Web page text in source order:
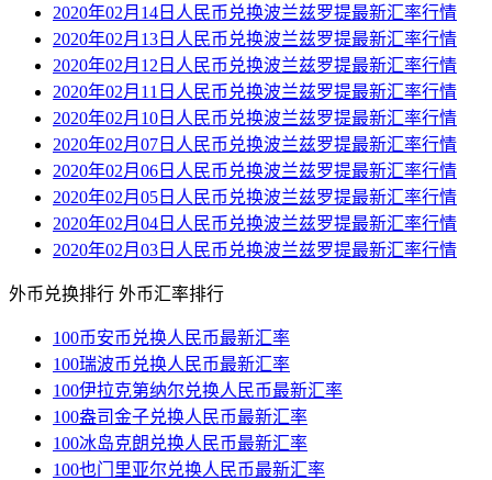
2020年02月14日人民币兑换波兰兹罗提最新汇率行情
2020年02月13日人民币兑换波兰兹罗提最新汇率行情
2020年02月12日人民币兑换波兰兹罗提最新汇率行情
2020年02月11日人民币兑换波兰兹罗提最新汇率行情
2020年02月10日人民币兑换波兰兹罗提最新汇率行情
2020年02月07日人民币兑换波兰兹罗提最新汇率行情
2020年02月06日人民币兑换波兰兹罗提最新汇率行情
2020年02月05日人民币兑换波兰兹罗提最新汇率行情
2020年02月04日人民币兑换波兰兹罗提最新汇率行情
2020年02月03日人民币兑换波兰兹罗提最新汇率行情
外币兑换排行 外币汇率排行
100币安币兑换人民币最新汇率
100瑞波币兑换人民币最新汇率
100伊拉克第纳尔兑换人民币最新汇率
100盎司金子兑换人民币最新汇率
100冰岛克朗兑换人民币最新汇率
100也门里亚尔兑换人民币最新汇率